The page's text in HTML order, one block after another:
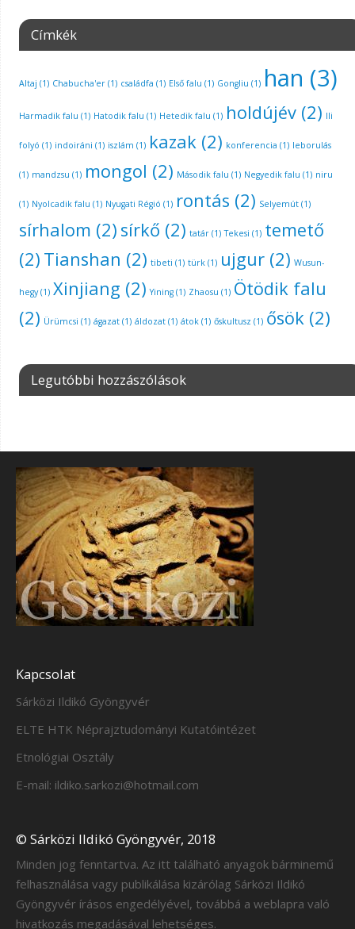
Címkék
Altaj (1) Chabucha'er(1) családfa (1) Első falu (1) Gongliu (1) han (3)
Harmadik falu (1) Hatodik falu (1) Hetedik falu (1) holdújév(2) Ili
folyó (1) indoiráni (1) iszlám (1) kazak(2) konferencia (1) leborulás
(1) mandzsu (1) mongol (2) Második falu (1) Negyedik falu (1) niru
(1) Nyolcadik falu (1) Nyugati Régió (1) rontás (2) Selyemút(1)
sírhalom (2) sírkő (2) tatár(1) Tekesi (1) temető
(2) Tianshan (2) tibeti (1) türk(1) ujgur(2) Wusun-
hegy(1) Xinjiang (2) Yining(1) Zhaosu (1) Ötödik falu
(2) Ürümcsi (1) ágazat(1) áldozat(1) átok(1) őskultusz (1) ősök(2)
Legutóbbi hozzászólások
Kapcsolat
Sárközi Ildikó Gyöngyvér
ELTE HTK Néprajztudományi Kutatóintézet
Etnológiai Osztály
E-mail: ildiko.sarkozi@hotmail.com
© Sárközi Ildikó Gyöngyvér, 2018
Minden jog fenntartva. Az itt található anyagok bárminemű
felhasználása vagy publikálása kizárólag Sárközi Ildikó
Gyöngyvér írásos engedélyével, továbbá a weblapra való
hivatkozás megadásával lehetséges.